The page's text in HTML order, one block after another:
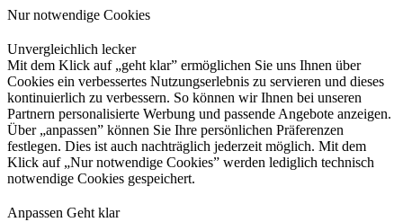
Nur notwendige Cookies
Unvergleichlich lecker
Mit dem Klick auf „geht klar” ermöglichen Sie uns Ihnen über
Cookies ein verbessertes Nutzungserlebnis zu servieren und dieses
kontinuierlich zu verbessern. So können wir Ihnen bei unseren
Partnern personalisierte Werbung und passende Angebote anzeigen.
Über „anpassen” können Sie Ihre persönlichen Präferenzen
festlegen. Dies ist auch nachträglich jederzeit möglich. Mit dem
Klick auf „Nur notwendige Cookies” werden lediglich technisch
notwendige Cookies gespeichert.
Anpassen Geht klar